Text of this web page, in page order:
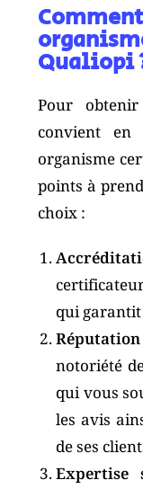
Qualiopi
Pour
convient
organisme
points à
choix :
qui garantit
notoriété
qui vous
les avis
de ses
Expertise